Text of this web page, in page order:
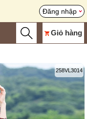
Đăng nhập
Giỏ hàng
258VL3014